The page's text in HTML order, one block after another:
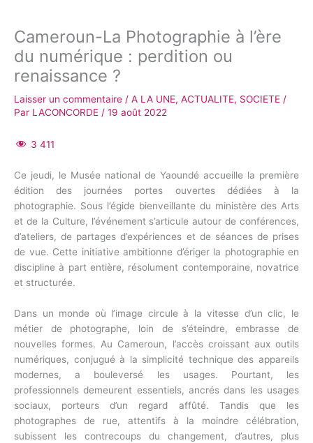
Cameroun-La Photographie à l’ère
du numérique : perdition ou
renaissance ?
Laisser un commentaire / A LA UNE, ACTUALITE, SOCIETE /
Par LACONCORDE / 19 août 2022
3 411
Ce jeudi, le Musée national de Yaoundé accueille la première
édition des journées portes ouvertes dédiées à la
photographie. Sous l’égide bienveillante du ministère des Arts
et de la Culture, l’événement s’articule autour de conférences,
d’ateliers, de partages d’expériences et de séances de prises
de vue. Cette initiative ambitionne d’ériger la photographie en
discipline à part entière, résolument contemporaine, novatrice
et structurée.
Dans un monde où l’image circule à la vitesse d’un clic, le
métier de photographe, loin de s’éteindre, embrasse de
nouvelles formes. Au Cameroun, l’accès croissant aux outils
numériques, conjugué à la simplicité technique des appareils
modernes, a bouleversé les usages. Pourtant, les
professionnels demeurent essentiels, ancrés dans les usages
sociaux, porteurs d’un regard affûté. Tandis que les
photographes de rue, attentifs à la moindre célébration,
subissent les contrecoups du changement, d’autres, plus